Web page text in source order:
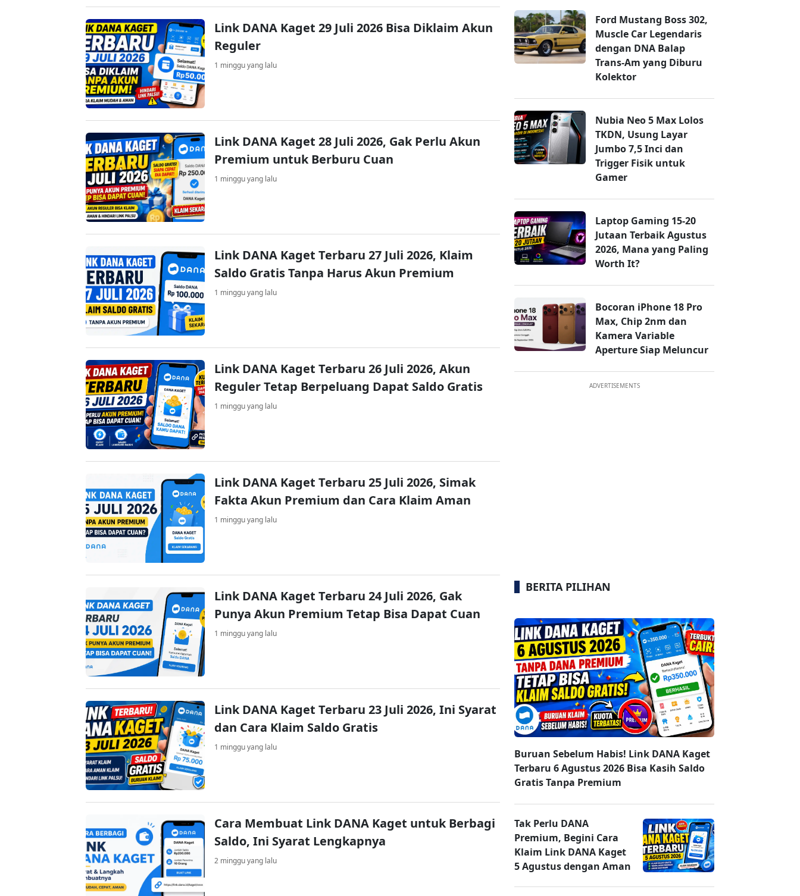
Link DANA Kaget 29 Juli 2026 Bisa Diklaim Akun
Reguler
1 minggu yang lalu
Link DANA Kaget 28 Juli 2026, Gak Perlu Akun
Premium untuk Berburu Cuan
1 minggu yang lalu
Link DANA Kaget Terbaru 27 Juli 2026, Klaim
Saldo Gratis Tanpa Harus Akun Premium
1 minggu yang lalu
Link DANA Kaget Terbaru 26 Juli 2026, Akun
Reguler Tetap Berpeluang Dapat Saldo Gratis
1 minggu yang lalu
Link DANA Kaget Terbaru 25 Juli 2026, Simak
Fakta Akun Premium dan Cara Klaim Aman
1 minggu yang lalu
Link DANA Kaget Terbaru 24 Juli 2026, Gak
Punya Akun Premium Tetap Bisa Dapat Cuan
1 minggu yang lalu
Link DANA Kaget Terbaru 23 Juli 2026, Ini Syarat
dan Cara Klaim Saldo Gratis
1 minggu yang lalu
Cara Membuat Link DANA Kaget untuk Berbagi
Saldo, Ini Syarat Lengkapnya
2 minggu yang lalu
Ford Mustang Boss 302,
Muscle Car Legendaris
dengan DNA Balap
Trans-Am yang Diburu
Kolektor
Nubia Neo 5 Max Lolos
TKDN, Usung Layar
Jumbo 7,5 Inci dan
Trigger Fisik untuk
Gamer
Laptop Gaming 15-20
Jutaan Terbaik Agustus
2026, Mana yang Paling
Worth It?
Bocoran iPhone 18 Pro
Max, Chip 2nm dan
Kamera Variable
Aperture Siap Meluncur
ADVERTISEMENTS
BERITA PILIHAN
Buruan Sebelum Habis! Link DANA Kaget
Terbaru 6 Agustus 2026 Bisa Kasih Saldo
Gratis Tanpa Premium
Tak Perlu DANA
Premium, Begini Cara
Klaim Link DANA Kaget
5 Agustus dengan Aman